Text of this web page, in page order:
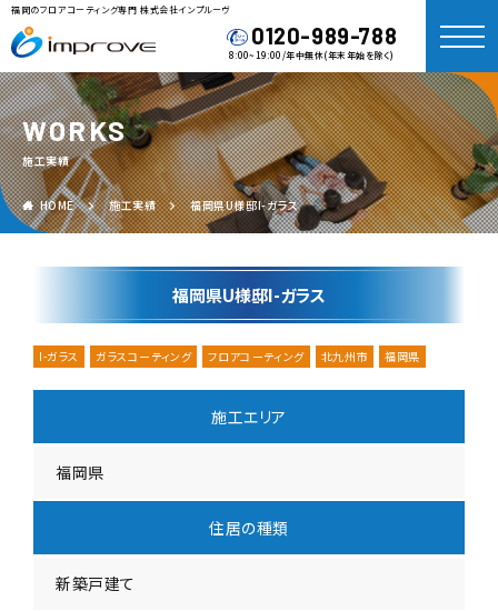
福岡のフロアコーティング専門 株式会社インプルーヴ
0120-989-788
8:00~19:00/年中無休(年末年始を除く)
WORKS
施工実績
HOME 施工実績 福岡県U様邸I-ガラス
福岡県U様邸I-ガラス
I-ガラス ガラスコーティング フロアコーティング 北九州市 福岡県
施工エリア
福岡県
住居の種類
新築戸建て